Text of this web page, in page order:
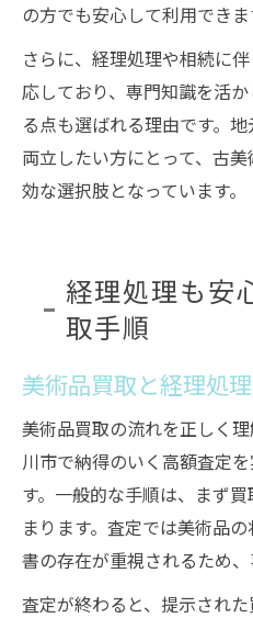
の方でも安心して利用できま
さらに、経理処理や相続に
応しており、専門知識を活
る点も選ばれる理由です。
両立したい方にとって、古
効な選択肢となっています。
経理処理も安
取手順
美術品買取と経理処
美術品買取の流れを正しく
川市で納得のいく高額査定
す。一般的な手順は、まず
まります。査定では美術品
書の存在が重視されるため、
査定が終わると、提示され